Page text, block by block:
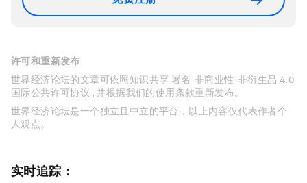
许可和重新发布
世界经济论坛的文章可依照知识共享 署名-非商业性-非衍生品 4.0
国际公共许可协议 , 并根据我们的使用条款重新发布。
世界经济论坛是一个独立且中立的平台，以上内容仅代表作者个
人观点。
实时追踪：